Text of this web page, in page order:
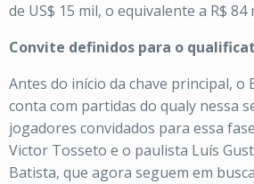
de US$ 15 mil, o equivalente a R$ 84
Convite definidos para o
Antes do início da chave principal, o
conta com partidas do qualy nessa
jogadores convidados para essa
Victor Tosseto e o paulista Luís
Batista, que agora seguem em